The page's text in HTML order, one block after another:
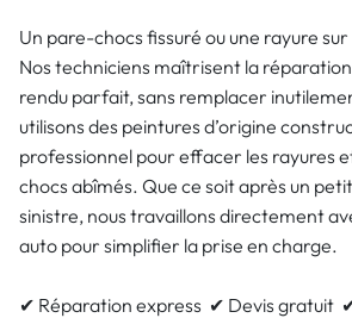
Un pare-chocs fissuré ou une rayure
Nos techniciens maîtrisent la
rendu parfait, sans remplacer
utilisons des peintures d’origine
professionnel pour effacer les rayures
chocs abîmés. Que ce soit après un
sinistre, nous travaillons directement
auto pour simplifier la prise en charge.
✔ Réparation express ✔ Devis gratuit